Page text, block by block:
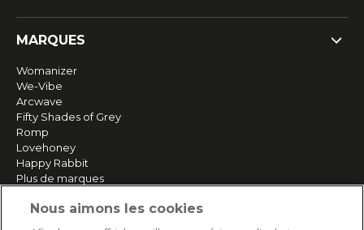
MARQUES
Womanizer
We-Vibe
Arcwave
Fifty Shades of Grey
Romp
Lovehoney
Happy Rabbit
Plus de marques
Nous aimons les cookies